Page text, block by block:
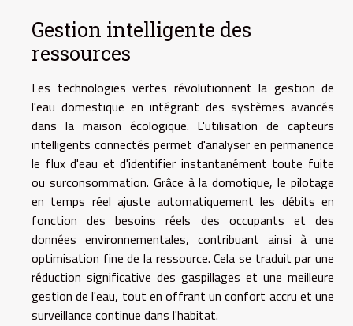
Gestion intelligente des
ressources
Les technologies vertes révolutionnent la gestion de
l'eau domestique en intégrant des systèmes avancés
dans la maison écologique. L'utilisation de capteurs
intelligents connectés permet d'analyser en permanence
le flux d'eau et d'identifier instantanément toute fuite
ou surconsommation. Grâce à la domotique, le pilotage
en temps réel ajuste automatiquement les débits en
fonction des besoins réels des occupants et des
données environnementales, contribuant ainsi à une
optimisation fine de la ressource. Cela se traduit par une
réduction significative des gaspillages et une meilleure
gestion de l'eau, tout en offrant un confort accru et une
surveillance continue dans l'habitat.